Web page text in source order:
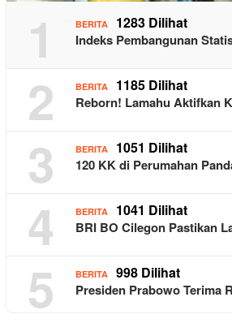
1 BERITA 1283 Dilihat
Indeks Pembangunan
2 BERITA 1185 Dilihat
Reborn! Lamahu Aktifkan
3 BERITA 1051 Dilihat
120 KK di Perumahan
4 BERITA 1041 Dilihat
BRI BO Cilegon Pastikan
5 BERITA 998 Dilihat
Presiden Prabowo Terima